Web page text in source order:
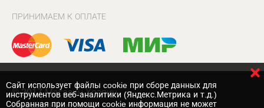
ПРИНИМАЕМ К ОПЛАТЕ
© 2017 Магазин Хозяин
Cайт использует файлы cookie при сборе данных для
инструментов веб-аналитики (Яндекс.Метрика и т.д.)
Собранная при помощи cookie информация не может